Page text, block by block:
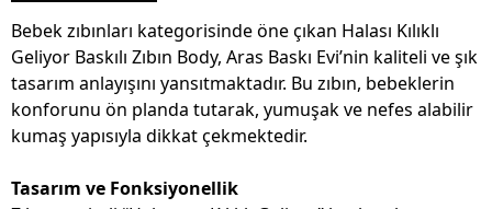
Bebek zıbınları kategorisinde öne çıkan Halası Kılıklı
Geliyor Baskılı Zıbın Body, Aras Baskı Evi’nin kaliteli ve şık
tasarım anlayışını yansıtmaktadır. Bu zıbın, bebeklerin
konforunu ön planda tutarak, yumuşak ve nefes alabilir
kumaş yapısıyla dikkat çekmektedir.
Tasarım ve Fonksiyonellik